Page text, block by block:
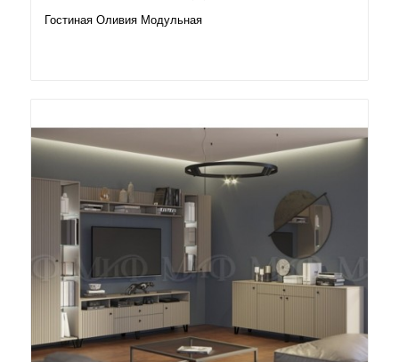
Гостиная Оливия Модульная